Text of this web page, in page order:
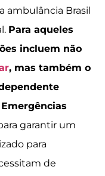
ambulância Brasil
Para aqueles
incluem não
, mas também o
garantir um
para
de